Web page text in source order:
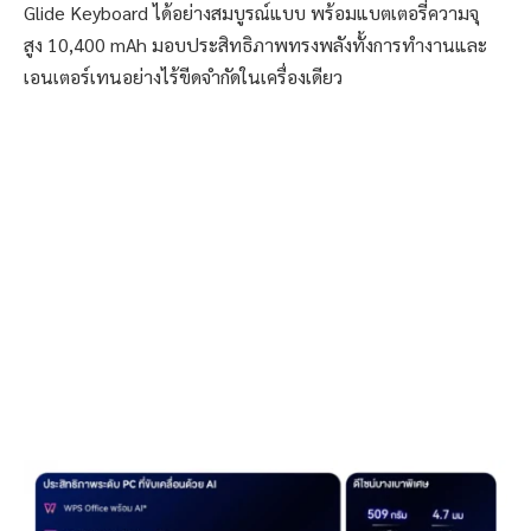
Glide Keyboard ได้อย่างสมบูรณ์แบบ พร้อมแบตเตอรี่ความจุ
สูง 10,400 mAh มอบประสิทธิภาพทรงพลังทั้งการทำงานและ
เอนเตอร์เทนอย่างไร้ขีดจำกัดในเครื่องเดียว